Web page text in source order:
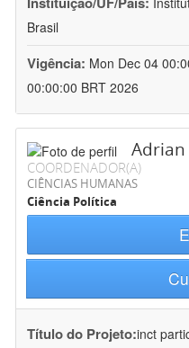
Brasil
Vigência: Mon Dec 04
00:00:00 BRT 2026
Adrian
COORDENADOR(A)
CIÊNCIAS HUMANAS
Ciência Política
Título do Projeto:inct